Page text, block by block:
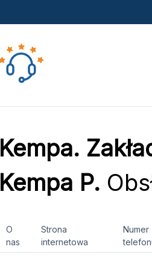
Kempa.
Kempa P.
O
nas
Strona
internetowa
Numer